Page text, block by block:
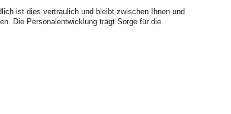
ist dies vertraulich und bleibt zwischen Ihnen und
Die Personalentwicklung trägt Sorge für die